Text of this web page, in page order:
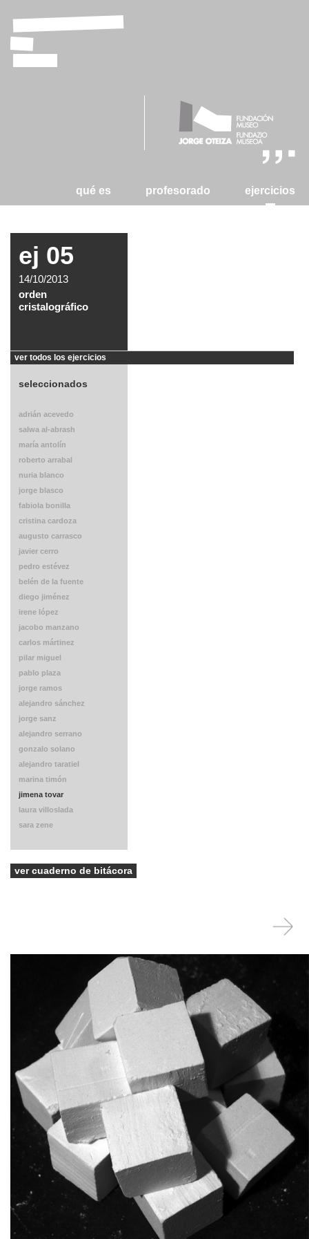
laboratorio
de
tizas
qué es profesorado ejercicios
ej 05
14/10/2013
orden
cristalográfico
ver todos los ejercicios
seleccionados
adrián acevedo
salwa al-abrash
maría antolín
roberto arrabal
nuria blanco
jorge blasco
fabiola bonilla
cristina cardoza
augusto carrasco
javier cerro
pedro estévez
belén de la fuente
diego jiménez
irene lópez
jacobo manzano
carlos mártinez
pilar miguel
pablo plaza
jorge ramos
alejandro sánchez
jorge sanz
alejandro serrano
gonzalo solano
alejandro taratiel
marina timón
jimena tovar
laura villoslada
sara zene
ver cuaderno de bitácora